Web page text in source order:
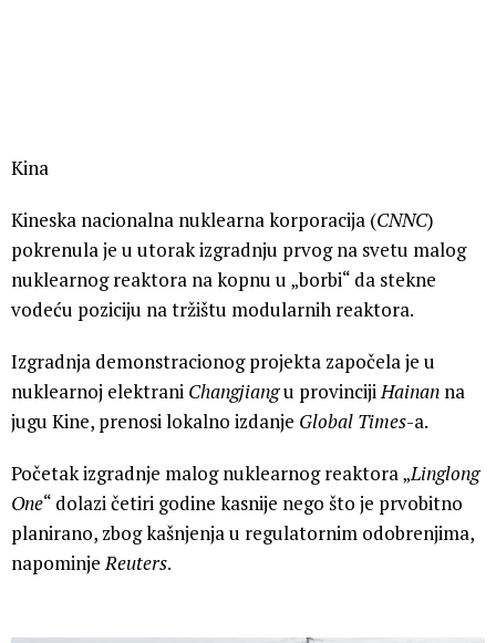
Kina
Kineska nacionalna nuklearna korporacija (CNNC)
pokrenula je u utorak izgradnju prvog na svetu malog
nuklearnog reaktora na kopnu u „borbi“ da stekne
vodeću poziciju na tržištu modularnih reaktora.
Izgradnja demonstracionog projekta započela je u
nuklearnoj elektrani Changjiangu provinciji Hainan na
jugu Kine, prenosi lokalno izdanje Global Times-a.
Početak izgradnje malog nuklearnog reaktora „Linglong
One“ dolazi četiri godine kasnije nego što je prvobitno
planirano, zbog kašnjenja u regulatornim odobrenjima,
napominje Reuters.